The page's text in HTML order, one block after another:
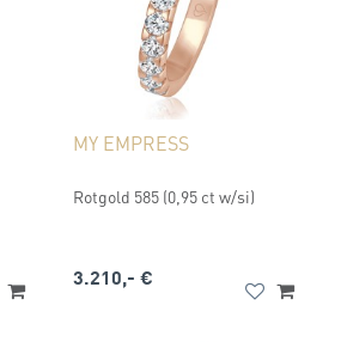
MY EMPRESS
Rotgold 585 (0,95 ct w/si)
3.210,- €